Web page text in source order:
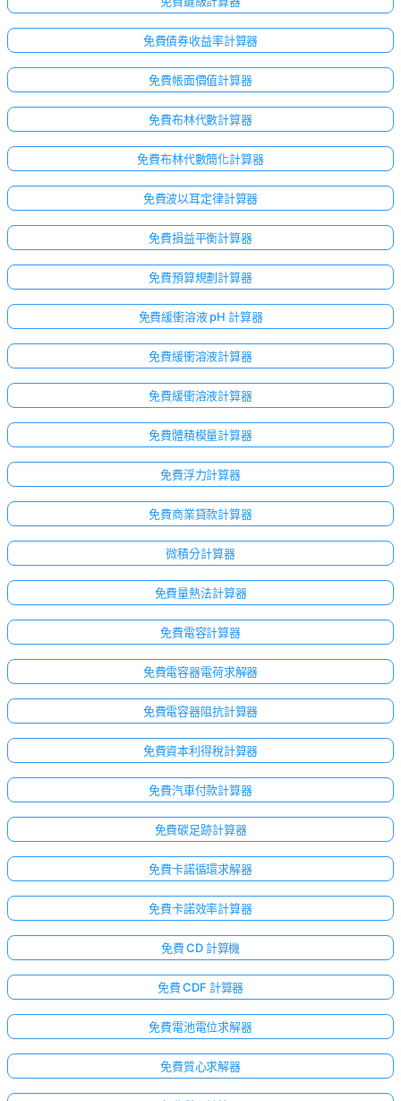
問
題
出
的
一
問
免費債券收益率計算器
免費帳面價值計算器
免費布林代數計算器
免費布林代數簡化計算器
免費波以耳定律計算器
免費損益平衡計算器
免費預算規劃計算器
免費緩衝溶液 pH 計算器
免費緩衝溶液計算器
免費緩衝溶液計算器
免費體積模量計算器
免費浮力計算器
免費商業貸款計算器
微積分計算器
免費量熱法計算器
免費電容計算器
免費電容器電荷求解器
免費電容器阻抗計算器
免費資本利得稅計算器
免費汽車付款計算器
免費碳足跡計算器
免費卡諾循環求解器
免費卡諾效率計算器
免費 CD 計算機
免費 CDF 計算器
免費電池電位求解器
免費質心求解器